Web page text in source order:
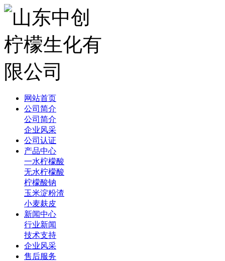
网站首页
公司简介
公司简介
企业风采
公司认证
产品中心
一水柠檬酸
无水柠檬酸
柠檬酸钠
玉米淀粉渣
小麦麸皮
新闻中心
行业新闻
技术支持
企业风采
售后服务